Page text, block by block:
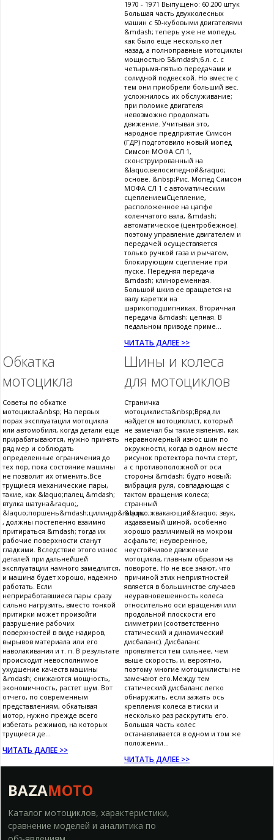
1970 - 1971 Выпущено: 60.200 штук
Большая часть двухколесных
машин с 50-кубовыми двигателями
&mdash; теперь уже не мопеды,
как было еще несколько лет
назад, а полноправные мотоциклы
мощностью 5&mdash;6 л. с. с
четырьмя-пятью передачами и
солидной подвеской. Но вместе с
тем они приобрели больший вес.
усложнилось их обслуживание;
при поломке двигателя
невозможно продолжать
движение. Учитывая это,
народное предприятие Симсон
(ГДР) подготовило новый мопед
Симсон МОФА СЛ 1,
сконструированный на
&laquo;велосипедной&raquo;
основе. &nbsp;Рис. Мопед Симсон
МОФА СЛ 1 с автоматическим
сцеплениемСцепление,
расположенное на цапфе
коленчатого вала, &mdash;
автоматическое (центробежное).
поэтому управление двигателем и
передачей осуществляется
только ручкой газа и рычагом,
блокирующим сцепление при
пуске. Передняя передача
&mdash; клиноременная.
Большой шкив ее вращается на
валу каретки на
шарикоподшипниках. Вторичная
передача &mdash; цепная. В
педальном приводе приме...
ЧИТАТЬ ДАЛЕЕ >>
Обкатка
мотоцикла
Советы по обкатке
мотоцикла&nbsp; На первых
порах эксплуатации мотоцикла
или автомобиля, когда детали еще
прирабатываются, нужно принять
ряд мер и соблюдать
определенные ограничения до
тех пор, пока состояние машины
не позволит их отменить.Все
трущиеся механические пары,
такие, как &laquo;палец &mdash;
втулка шатуна&raquo;,
&laquo;поршень&mdash;цилиндр&raquo;
, должны постепенно взаимно
притираться &mdash; тогда их
рабочие поверхности станут
гладкими. Вследствие этого износ
деталей при дальнейшей
эксплуатации намного замедлится,
и машина будет хорошо, надежно
работать. Если
неприработавшиеся пары сразу
сильно нагрузить, вместо тонкой
притирки может произойти
разрушение рабочих
поверхностей в виде надиров,
вырывов материала или его
наволакивания и т. п. В результате
происходит невосполнимое
ухудшение качеств машины
&mdash; снижаются мощность,
экономичность, растет шум. Вот
отчего, по современным
представлениям, обкатывая
мотор, нужно прежде всего
избегать режимов, на которых
трущиеся де...
ЧИТАТЬ ДАЛЕЕ >>
Шины и колеса
для мотоциклов
Страничка
мотоциклиста&nbsp;Вряд ли
найдется мотоциклист, который
не замечал бы такие явления, как
неравномерный износ шин по
окружности, когда в одном месте
рисунок протектора почти стерт,
а с противоположной от оси
стороны &mdash; будто новый;
вибрация руля, совпадающая с
тактом вращения колеса;
странный
&laquo;жвакающий&raquo; звук,
издаваемый шиной, особенно
хорошо различимый на мокром
асфальте; неуверенное,
неустойчивое движение
мотоцикла, главным образом на
повороте. Но не все знают, что
причиной этих неприятностей
является в большинстве случаев
неуравновешенность колеса
относительно оси вращения или
продольной плоскости его
симметрии (соответственно
статический и динамический
дисбаланс). Дисбаланс
проявляется тем сильнее, чем
выше скорость, и, вероятно,
поэтому многие мотоциклисты не
замечают его.Между тем
статический дисбаланс легко
обнаружить, если зажать ось
крепления колеса в тиски и
несколько раз раскрутить его.
Большая часть колес
останавливается в одном и том же
положении...
ЧИТАТЬ ДАЛЕЕ >>
BAZAMOTO
Каталог мотоциклов, характеристики,
сравнение моделей и аналитика по